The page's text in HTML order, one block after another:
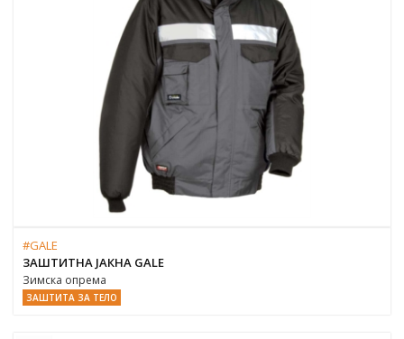
#GALE
ЗАШТИТНА ЈАКНА GALE
Зимска опрема
ЗАШТИТА ЗА ТЕЛО